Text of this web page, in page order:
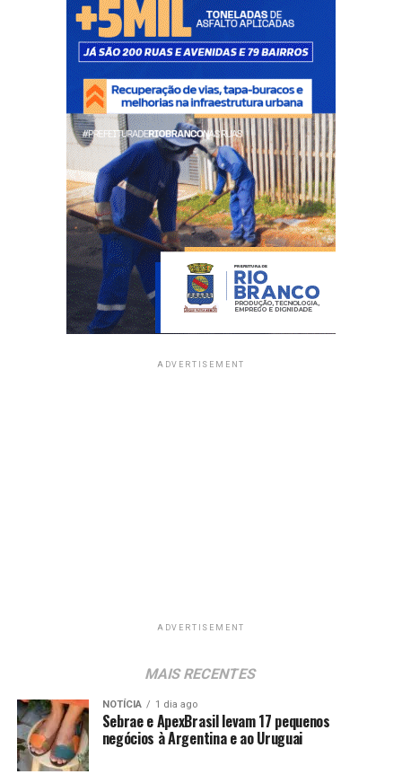
ADVERTISEMENT
ADVERTISEMENT
MAIS RECENTES
NOTÍCIA 1 dia ago
Sebrae e ApexBrasil levam 17 pequenos
negócios à Argentina e ao Uruguai